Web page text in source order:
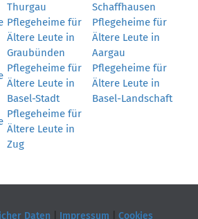
Thurgau
Schaffhausen
Pflegeheime für
Ältere Leute in
Graubünden
Pflegeheime für
Ältere Leute in
Aargau
Pflegeheime für
Ältere Leute in
Basel-Stadt
Pflegeheime für
Ältere Leute in
Basel-Landschaft
Pflegeheime für
Ältere Leute in
Zug
Daten Impressum Cookies